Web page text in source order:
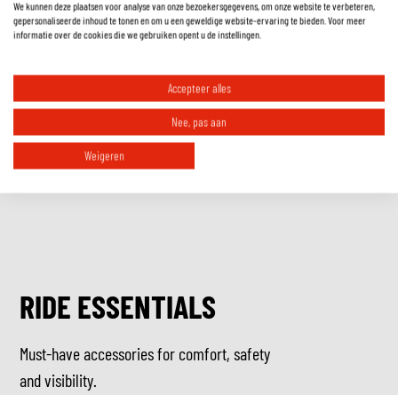
Hoe controleer ik of de helm echt goed zit?
Is een ECE gekeurde motorhelm toegestaan in mijn land?
RIDE ESSENTIALS
Must-have accessories for comfort, safety
and visibility.
We kunnen deze plaatsen voor analyse van onze bezoekersgegevens, om onze website te verbeteren,
gepersonaliseerde inhoud te tonen en om u een geweldige website-ervaring te bieden. Voor meer
informatie over de cookies die we gebruiken opent u de instellingen.
Accepteer alles
Nee, pas aan
Weigeren